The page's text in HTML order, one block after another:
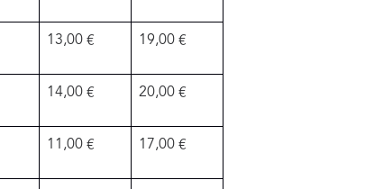
13,00 € 19,00 €
14,00 € 20,00 €
11,00 € 17,00 €